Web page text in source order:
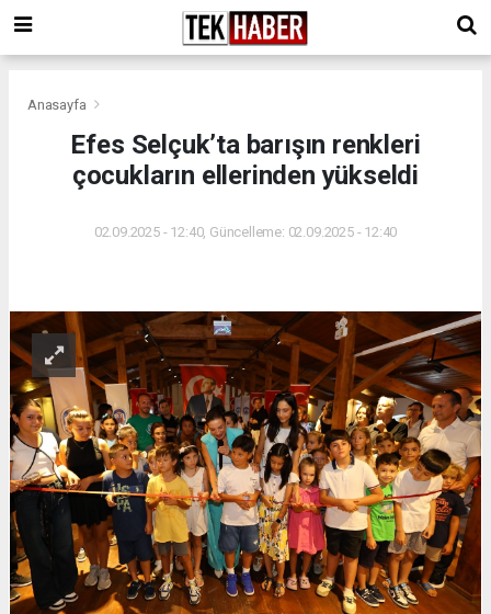
Anasayfa
Efes Selçuk’ta barışın renkleri
çocukların ellerinden yükseldi
02.09.2025 - 12:40, Güncelleme: 02.09.2025 - 12:40